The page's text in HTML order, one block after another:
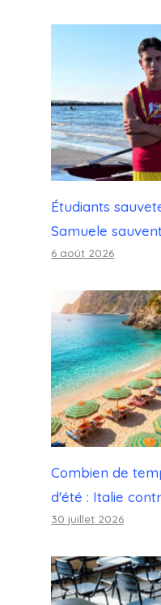
Étudiants
Samuele
6 août 2026
Combien de
d'été : Italie
30 juillet 2026